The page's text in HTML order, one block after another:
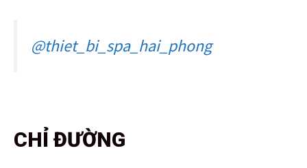
@thiet_bi_spa_hai_phong
CHỈ ĐƯỜNG